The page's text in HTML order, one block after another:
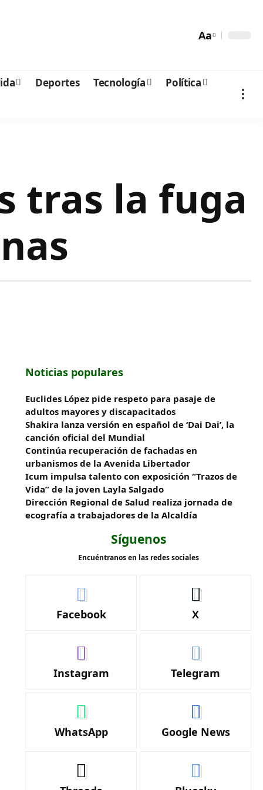
Aa
Deportes Tecnología
Política
tras la fuga
Noticias populares
Euclides López pide respeto para pasaje de
adultos mayores y discapacitados
Shakira lanza versión en español de ‘Dai Dai’, la
canción oficial del Mundial
Continúa recuperación de fachadas en
urbanismos de la Avenida Libertador
Icum impulsa talento con exposición “Trazos de
Vida” de la joven Layla Salgado‎
‎Dirección Regional de Salud realiza jornada de
ecografía a trabajadores de la Alcaldía
Síguenos
Encuéntranos en las redes sociales
Facebook X
Instagram Telegram
WhatsApp Google News